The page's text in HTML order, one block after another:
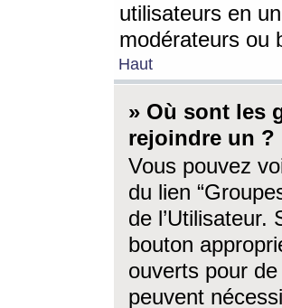
utilisateurs en
modérateurs ou
Haut
» Où sont les
rejoindre un ?
Vous pouvez
du lien
de
bouton
ouverts pour
peuvent